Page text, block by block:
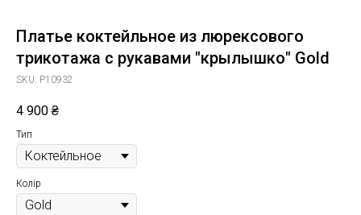
Платье коктейльное из люрексового
трикотажа с рукавами "крылышко" Gold
SKU: P10932
4 900 ₴
Тип
Колір